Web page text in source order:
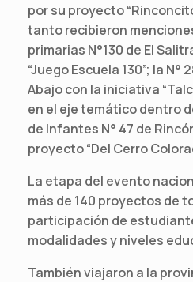
por su proyecto
tanto recibieron
primarias N°130 de El
“Juego Escuela 130”; la N°
Abajo con la iniciativa
en el eje temático dentro
de Infantes N° 47 de
proyecto “Del Cerro
La etapa del evento
más de 140 proyectos de
participación de
modalidades y niveles
También viajaron a la